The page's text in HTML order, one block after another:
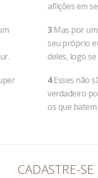
aflições em
3Mas por
seu próprio
deles, logo
4Esses não
verdadeiro
os que
CADASTRE-